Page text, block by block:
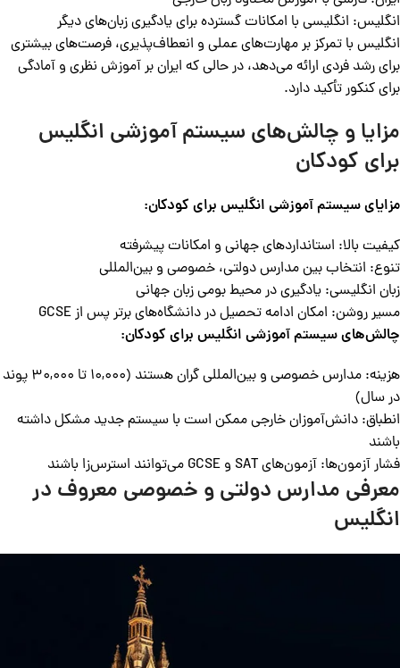
انگلیس: انگلیسی با امکانات گسترده برای یادگیری زبان‌های دیگر
انگلیس با تمرکز بر مهارت‌های عملی و انعطاف‌پذیری، فرصت‌های بیشتری
برای رشد فردی ارائه می‌دهد، در حالی که ایران بر آموزش نظری و آمادگی
برای کنکور تأکید دارد.
مزایا و چالش‌های سیستم آموزشی انگلیس
برای کودکان
مزایای سیستم آموزشی انگلیس برای کودکان:
کیفیت بالا: استانداردهای جهانی و امکانات پیشرفته
تنوع: انتخاب بین مدارس دولتی، خصوصی و بین‌المللی
زبان انگلیسی: یادگیری در محیط بومی زبان جهانی
مسیر روشن: امکان ادامه تحصیل در دانشگاه‌های برتر پس از GCSE
چالش‌های سیستم آموزشی انگلیس برای کودکان:
هزینه: مدارس خصوصی و بین‌المللی گران هستند (10,000 تا 30,000 پوند
در سال)
انطباق: دانش‌آموزان خارجی ممکن است با سیستم جدید مشکل داشته
باشند
فشار آزمون‌ها: آزمون‌های SAT و GCSE می‌توانند استرس‌زا باشند
معرفی مدارس دولتی و خصوصی معروف در
انگلیس